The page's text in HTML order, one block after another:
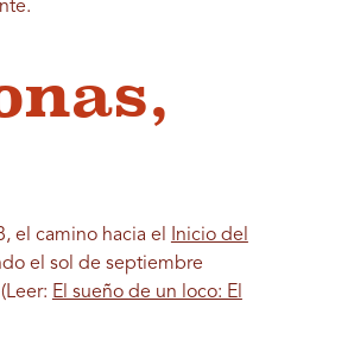
el camino hacia el
Inicio del
el sol de septiembre
El sueño de un loco: El